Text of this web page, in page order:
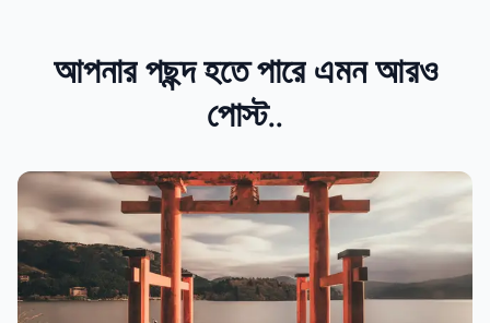
আপনার পছন্দ হতে পারে এমন আরও
পোস্ট..